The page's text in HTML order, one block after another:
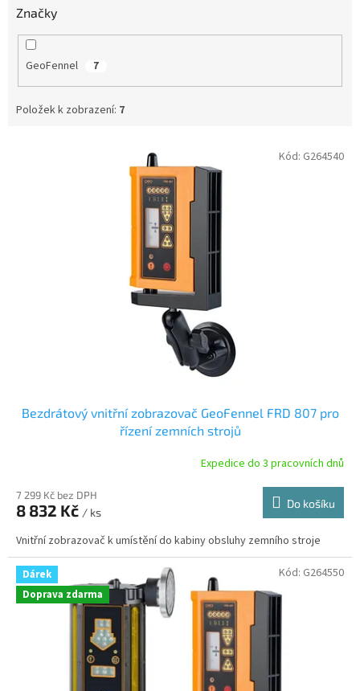
Značky
GeoFennel 7
Položek k zobrazení: 7
Bezdrátový vnitřní zobrazovač GeoFennel FRD 807 pro
řízení zemních strojů
Expedice do 3 pracovních dnů
7 299 Kč bez DPH
8 832 Kč / ks
Do košíku
Vnitřní zobrazovač k umístění do kabiny obsluhy zemního stroje
Kód: G264540
Dárek
Doprava zdarma
Kód: G264550